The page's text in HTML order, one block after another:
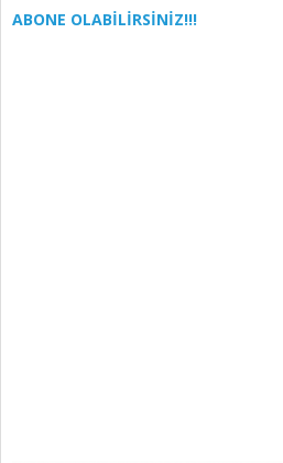
ABONE OLABİLİRSİNİZ!!!